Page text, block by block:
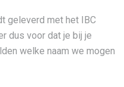
geleverd met het IBC
dus voor dat je bij je
welke naam we mogen